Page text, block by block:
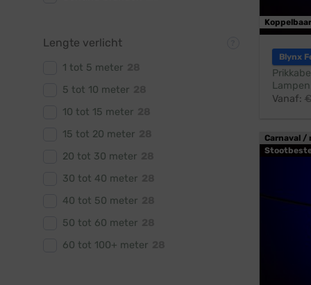
Lengte verlicht
1 tot 5 meter
5 tot 10 meter
10 tot 15 meter
15 tot 20 meter
20 tot 30 meter
30 tot 40 meter
40 tot 50 meter
50 tot 60 meter
60 tot 100+ meter
Koppelbaar
Blynx
Vanaf: €
Carnaval /